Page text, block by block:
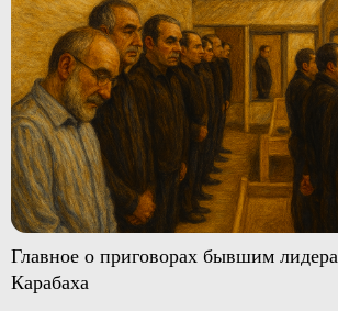
Главное о приговорах бывшим
Карабаха